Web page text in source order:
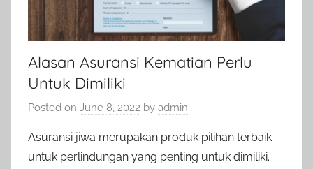
Alasan Asuransi Kematian Perlu
Untuk Dimiliki
Posted on June 8, 2022 by admin
Asuransi jiwa merupakan produk pilihan terbaik
untuk perlindungan yang penting untuk dimiliki.